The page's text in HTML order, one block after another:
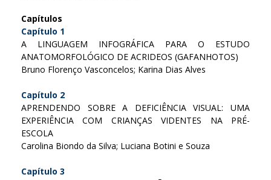
Capítulos
Capítulo 1
A LINGUAGEM INFOGRÁFICA PARA O ESTUDO
ANATOMORFOLÓGICO DE ACRIDEOS (GAFANHOTOS)
Bruno Florenço Vasconcelos; Karina Dias Alves
Capítulo 2
APRENDENDO SOBRE A DEFICIÊNCIA VISUAL: UMA
EXPERIÊNCIA COM CRIANÇAS VIDENTES NA PRÉ-
ESCOLA
Carolina Biondo da Silva; Luciana Botini e Souza
Capítulo 3